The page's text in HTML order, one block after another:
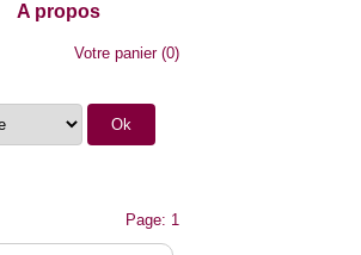
A propos
Votre panier(0)
Page: 1